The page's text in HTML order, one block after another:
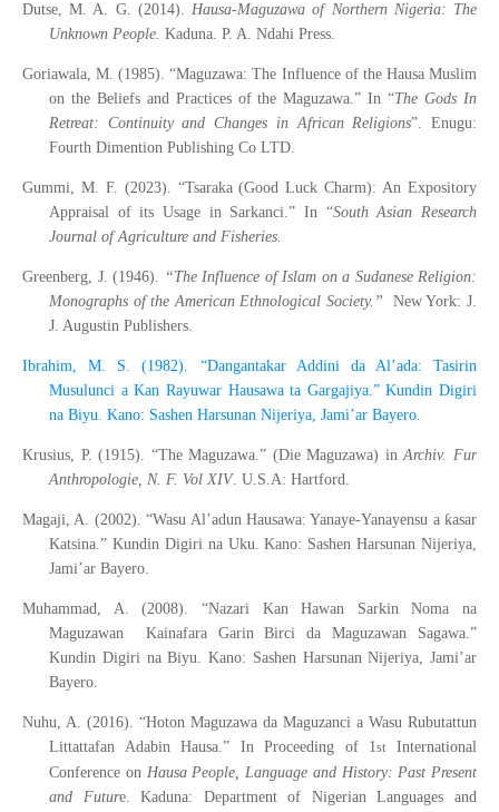
Dutse, M. A. G. (2014).Hausa-Maguzawa of Northern Nigeria: The
Unknown People. Kaduna. P. A. Ndahi Press.
Goriawala, M. (1985). “Maguzawa: The Influence of the Hausa Muslim
on the Beliefs and Practices of the Maguzawa.” In “The Gods In
Retreat: Continuity and Changes in African Religions”. Enugu:
Fourth Dimention Publishing Co LTD.
Gummi, M. F. (2023). “Tsaraka (Good Luck Charm): An Expository
Appraisal of its Usage in Sarkanci.” In “South Asian Research
Journal of Agriculture and Fisheries.
Greenberg, J. (1946). “The Influence of Islam on a Sudanese Religion:
Monographs ofthe American Ethnological Society.” New York: J.
J. Augustin Publishers.
Ibrahim, M. S. (1982). “Dangantakar Addini da Al’ada: Tasirin
Musulunci a Kan Rayuwar Hausawa ta Gargajiya.” Kundin Digiri
na Biyu. Kano: Sashen Harsunan Nijeriya, Jami’ar Bayero.
Krusius, P. (1915). “The Maguzawa.” (Die Maguzawa) inArchiv. Fur
Anthropologie, N. F. Vol XIV. U.S.A: Hartford.
Magaji, A. (2002). “Wasu Al’adun Hausawa: Yanaye-Yanayensu a ƙasar
Katsina.” Kundin Digiri na Uku. Kano: Sashen Harsunan Nijeriya,
Jami’ar Bayero.
Muhammad, A. (2008). “Nazari Kan Hawan Sarkin Noma na
Maguzawan Kainafara Garin Birci da Maguzawan Sagawa.”
Kundin Digiri na Biyu. Kano: Sashen Harsunan Nijeriya, Jami’ar
Bayero.
Nuhu, A. (2016). “Hoton Maguzawa da Maguzanci a Wasu Rubutattun
Littattafan Adabin Hausa.” In Proceeding of 1st
International
Conference on Hausa People, Language and History: Past Present
and Future. Kaduna: Department of Nigerian Languages and